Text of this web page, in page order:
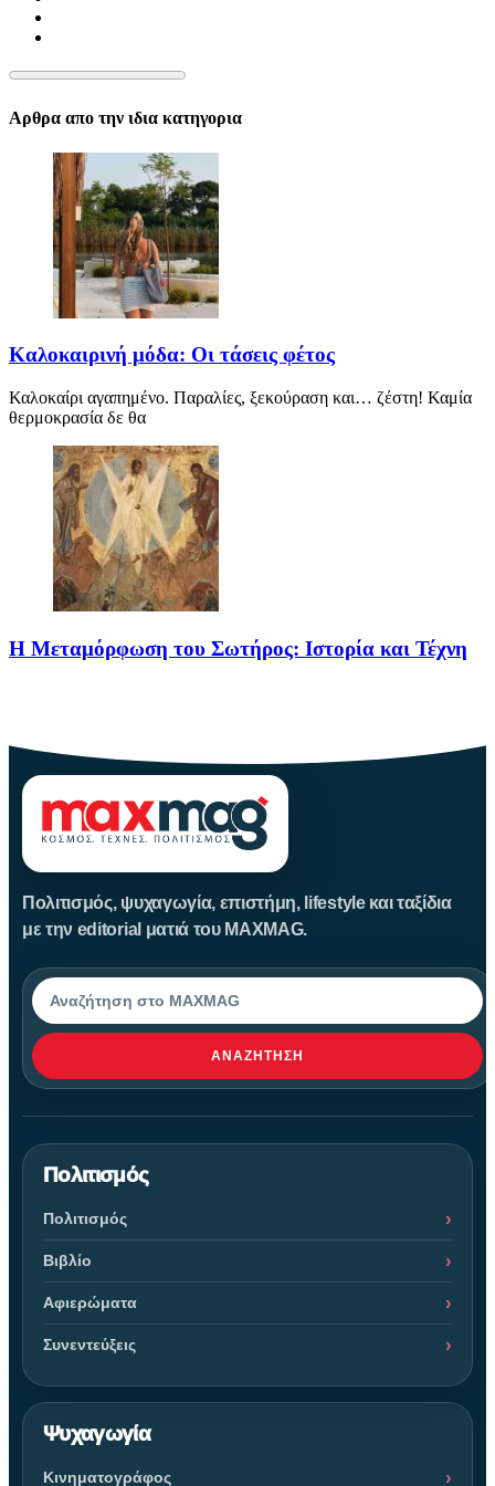
Αρθρα απο την ιδια κατηγορια
Καλοκαιρινή μόδα: Οι τάσεις φέτος
Καλοκαίρι αγαπημένο. Παραλίες, ξεκούραση και… ζέστη! Καμία
θερμοκρασία δε θα
Η Μεταμόρφωση του Σωτήρος: Ιστορία και Τέχνη
Πολιτισμός, ψυχαγωγία, επιστήμη, lifestyle και ταξίδια
με την editorial ματιά του MAXMAG.
Αναζήτηση
ΑΝΑΖΉΤΗΣΗ
Πολιτισμός
Πολιτισμός
Βιβλίο
Αφιερώματα
Συνεντεύξεις
Ψυχαγωγία
Κινηματογράφος